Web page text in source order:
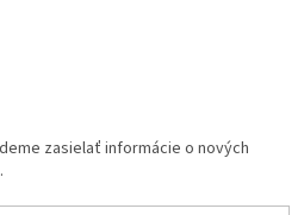
zasielať informácie o nových